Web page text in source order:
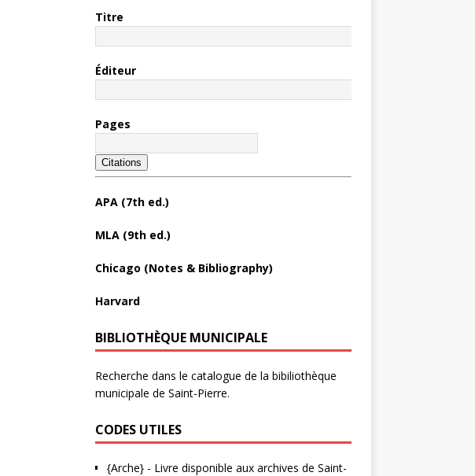
Titre
Éditeur
Pages
Citations
APA (7th ed.)
MLA (9th ed.)
Chicago (Notes & Bibliography)
Harvard
BIBLIOTHÈQUE MUNICIPALE
Recherche dans le catalogue de la bibiliothèque
municipale de Saint-Pierre.
CODES UTILES
{Arche}- Livre disponible aux archives de Saint-